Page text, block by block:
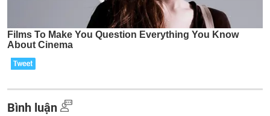
Bình luận